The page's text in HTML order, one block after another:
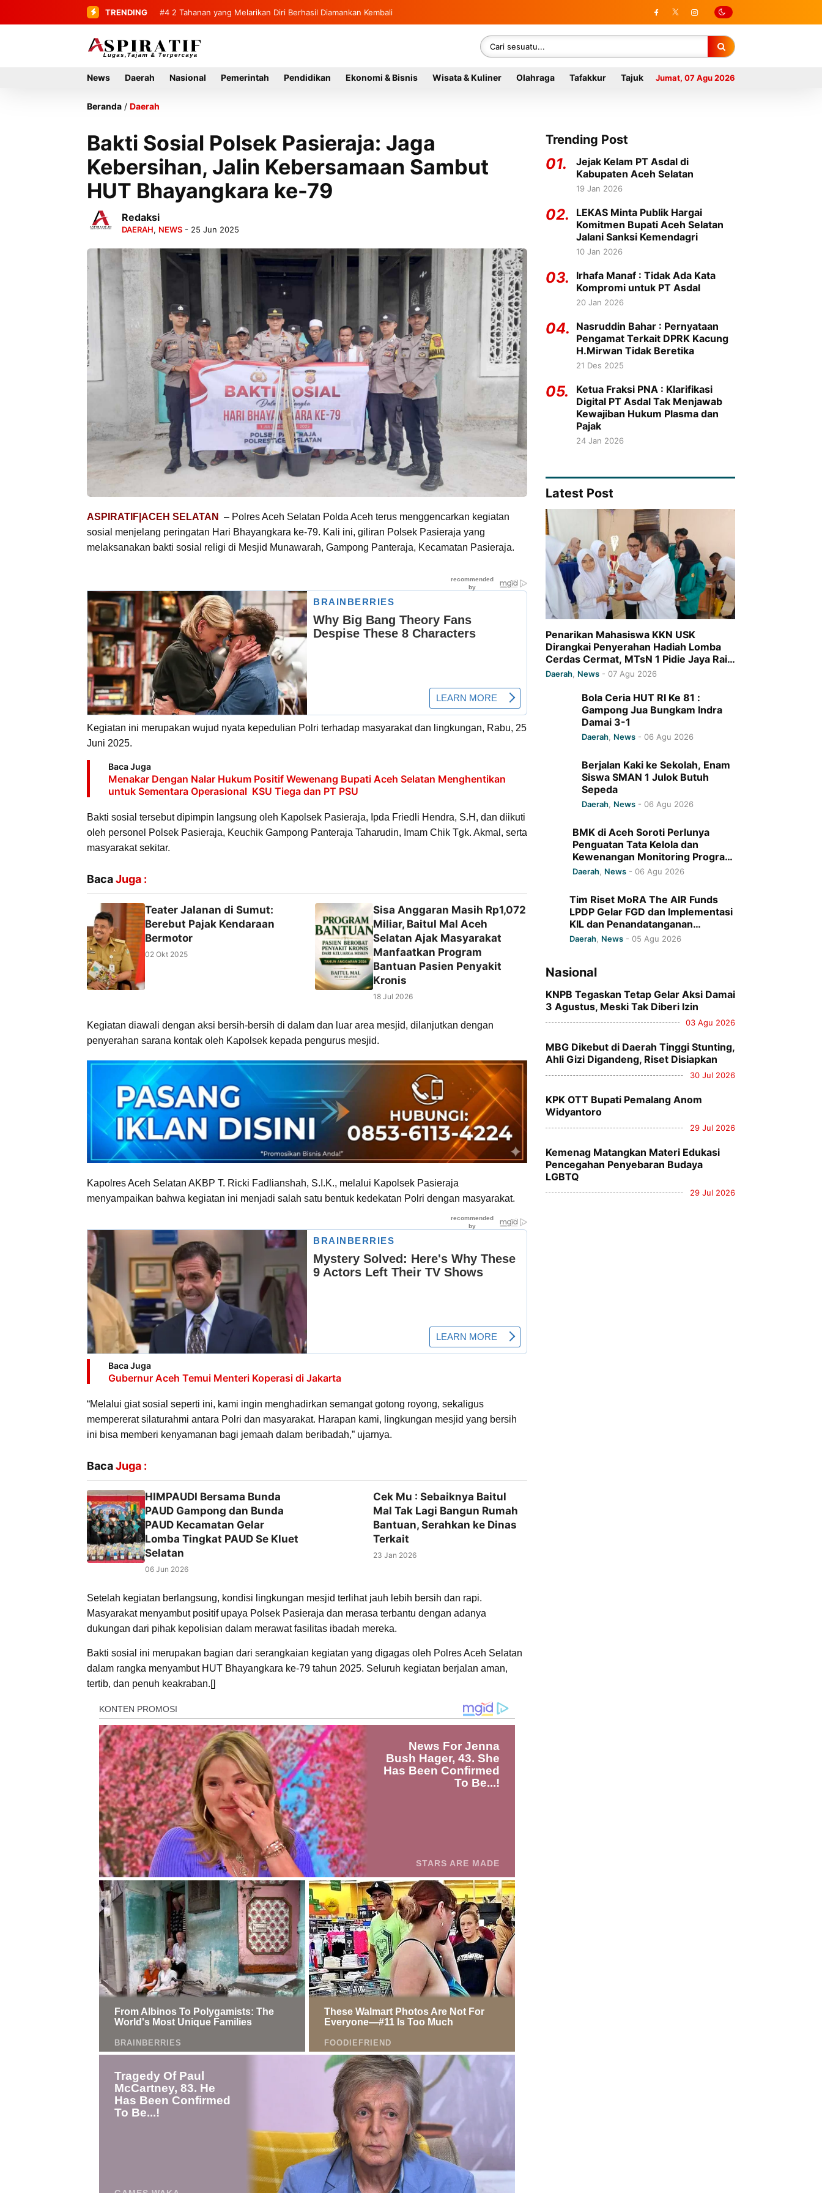
TRENDING #4 2 Tahanan yang Melarikan Diri Berhasil Diamankan Kembali
News Daerah Nasional Pemerintah Pendidikan Ekonomi & Bisnis Wisata & Kuliner Olahraga Tafakkur Tajuk Jumat, 07 Agu 2026
Beranda / Daerah
Bakti Sosial Polsek Pasieraja: Jaga
Kebersihan, Jalin Kebersamaan Sambut
HUT Bhayangkara ke-79
Redaksi
DAERAH, NEWS - 25 Jun 2025
ASPIRATIF|ACEH SELATAN
– Polres Aceh Selatan Polda Aceh terus menggencarkan kegiatan
sosial menjelang peringatan Hari Bhayangkara ke-79. Kali ini, giliran Polsek Pasieraja yang
melaksanakan bakti sosial religi di Mesjid Munawarah, Gampong Panteraja, Kecamatan Pasieraja.
Kegiatan ini merupakan wujud nyata kepedulian Polri terhadap masyarakat dan lingkungan, Rabu, 25
Juni 2025.
Baca Juga
Menakar Dengan Nalar Hukum Positif Wewenang Bupati Aceh Selatan Menghentikan
untuk Sementara Operasional KSU Tiega dan PT PSU
Bakti sosial tersebut dipimpin langsung oleh Kapolsek Pasieraja, Ipda Friedli Hendra, S.H, dan diikuti
oleh personel Polsek Pasieraja, Keuchik Gampong Panteraja Taharudin, Imam Chik Tgk. Akmal, serta
masyarakat sekitar.
BacaJuga :
Teater Jalanan di Sumut:
Berebut Pajak Kendaraan
Bermotor
02 Okt 2025
Sisa Anggaran Masih Rp1,072
Miliar, Baitul Mal Aceh
Selatan Ajak Masyarakat
Manfaatkan Program
Bantuan Pasien Penyakit
Kronis
18 Jul 2026
Kegiatan diawali dengan aksi bersih-bersih di dalam dan luar area mesjid, dilanjutkan dengan
penyerahan sarana kontak oleh Kapolsek kepada pengurus mesjid.
Kapolres Aceh Selatan AKBP T. Ricki Fadlianshah, S.I.K., melalui Kapolsek Pasieraja
menyampaikan bahwa kegiatan ini menjadi salah satu bentuk kedekatan Polri dengan masyarakat.
Baca Juga
Gubernur Aceh Temui Menteri Koperasi di Jakarta
“Melalui giat sosial seperti ini, kami ingin menghadirkan semangat gotong royong, sekaligus
mempererat silaturahmi antara Polri dan masyarakat. Harapan kami, lingkungan mesjid yang bersih
ini bisa memberi kenyamanan bagi jemaah dalam beribadah,” ujarnya.
BacaJuga :
HIMPAUDI Bersama Bunda
PAUD Gampong dan Bunda
PAUD Kecamatan Gelar
Lomba Tingkat PAUD Se Kluet
Selatan
06 Jun 2026
Cek Mu : Sebaiknya Baitul
Mal Tak Lagi Bangun Rumah
Bantuan, Serahkan ke Dinas
Terkait
23 Jan 2026
Setelah kegiatan berlangsung, kondisi lingkungan mesjid terlihat jauh lebih bersih dan rapi.
Masyarakat menyambut positif upaya Polsek Pasieraja dan merasa terbantu dengan adanya
dukungan dari pihak kepolisian dalam merawat fasilitas ibadah mereka.
Bakti sosial ini merupakan bagian dari serangkaian kegiatan yang digagas oleh Polres Aceh Selatan
dalam rangka menyambut HUT Bhayangkara ke-79 tahun 2025. Seluruh kegiatan berjalan aman,
tertib, dan penuh keakraban.[]
Trending Post
01.
Jejak Kelam PT Asdal di
Kabupaten Aceh Selatan
19 Jan 2026
02.
LEKAS Minta Publik Hargai
Komitmen Bupati Aceh Selatan
Jalani Sanksi Kemendagri
10 Jan 2026
03.
Irhafa Manaf : Tidak Ada Kata
Kompromi untuk PT Asdal
20 Jan 2026
04.
Nasruddin Bahar : Pernyataan
Pengamat Terkait DPRK Kacung
H.Mirwan Tidak Beretika
21 Des 2025
05.
Ketua Fraksi PNA : Klarifikasi
Digital PT Asdal Tak Menjawab
Kewajiban Hukum Plasma dan
Pajak
24 Jan 2026
Latest Post
Penarikan Mahasiswa KKN USK
Dirangkai Penyerahan Hadiah Lomba
Cerdas Cermat, MTsN 1 Pidie Jaya Raih
Juara I
Daerah News - 07 Agu 2026
Bola Ceria HUT RI Ke 81 :
Gampong Jua Bungkam Indra
Damai 3-1
Daerah News -06 Agu 2026
Berjalan Kaki ke Sekolah, Enam
Siswa SMAN 1 Julok Butuh
Sepeda
Daerah, News- 06 Agu 2026
BMK di Aceh Soroti Perlunya
Penguatan Tata Kelola dan
Kewenangan Monitoring Program
Baitul Mal Aceh
Daerah, News- 06 Agu 2026
Tim Riset MoRA The AIR Funds
LPDP Gelar FGD dan Implementasi
KIL dan Penandatanganan
Komitmen Bersama di UIN Ar-
Daerah News -05 Agu 2026
Nasional
KNPB Tegaskan Tetap Gelar Aksi Damai
3 Agustus, Meski Tak Diberi Izin
03 Agu 2026
MBG Dikebut di Daerah Tinggi Stunting,
Ahli Gizi Digandeng, Riset Disiapkan
30 Jul 2026
KPK OTT Bupati Pemalang Anom
Widyantoro
29 Jul 2026
Kemenag Matangkan Materi Edukasi
Pencegahan Penyebaran Budaya
LGBTQ
29 Jul 2026